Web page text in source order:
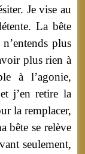
Je vise au
La bête
plus
plus rien à
à l’agonie,
j’en retire la
la remplacer,
bête se relève
seulement,